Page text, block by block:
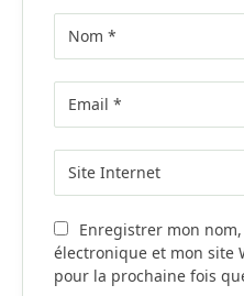
Enregistrer mon
électronique et mon site
pour la prochaine fois